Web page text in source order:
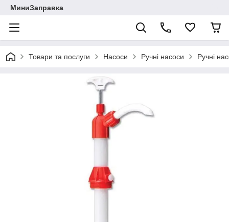
МиниЗаправка
Товари та послуги Насоси Ручні насоси Ручні